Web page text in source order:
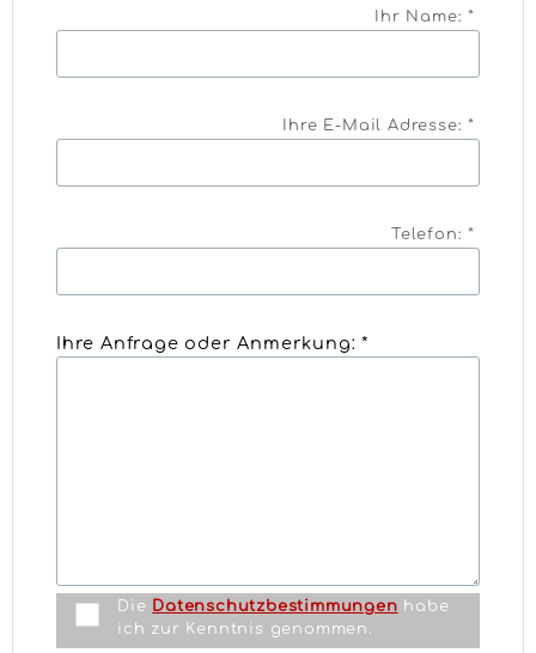
Ihr Name: *
Ihre E-Mail Adresse: *
Telefon: *
Ihre Anfrage oder Anmerkung: *
Die Datenschutzbestimmungen habe
ich zur Kenntnis genommen.